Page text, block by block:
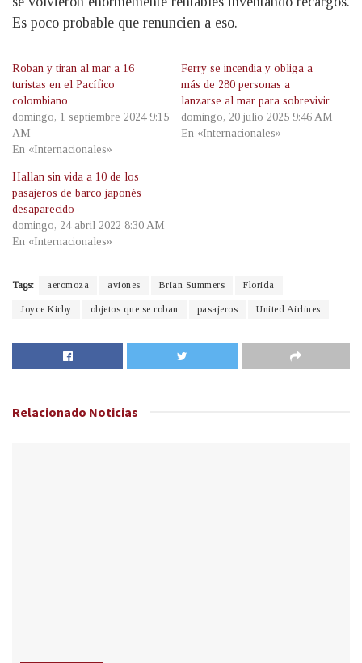
Es poco probable que renuncien a eso.
Roban y tiran al mar a 16
turistas en el Pacífico
colombiano
domingo, 1 septiembre 2024 9:15
AM
En «Internacionales»
Ferry se incendia y obliga a
más de 280 personas a
lanzarse al mar para sobrevivir
domingo, 20 julio 2025 9:46 AM
En «Internacionales»
Hallan sin vida a 10 de los
pasajeros de barco japonés
desaparecido
domingo, 24 abril 2022 8:30 AM
En «Internacionales»
Tags: aeromoza aviones Brian Summers Florida
Joyce Kirby objetos que se roban pasajeros United Airlines
Relacionado Noticias